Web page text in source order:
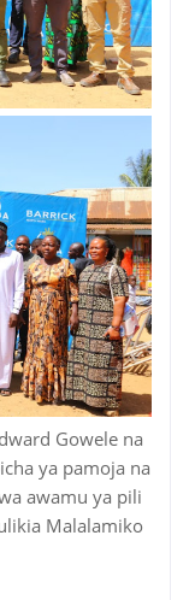
Gowele na
ya pamoja na
awamu ya pili
Malalamiko